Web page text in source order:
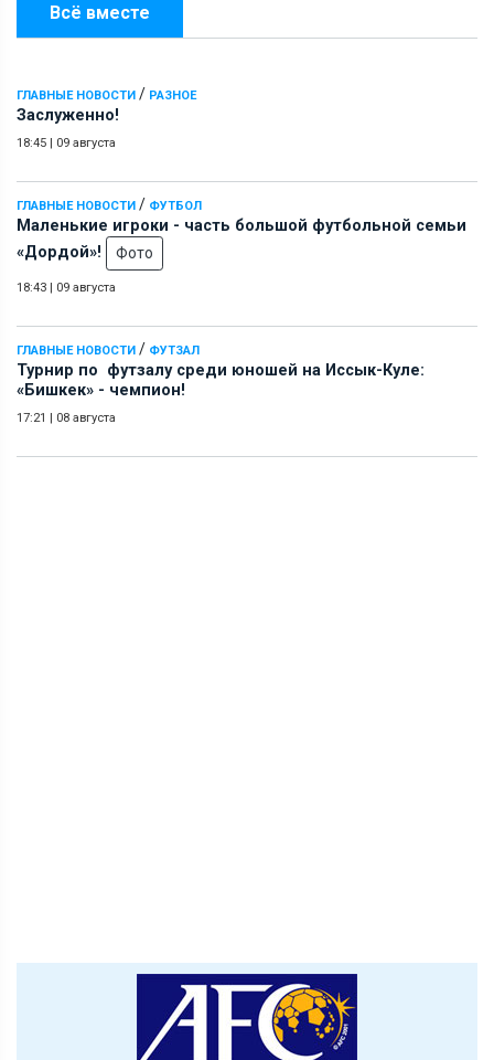
Всё вместе
ГЛАВНЫЕ НОВОСТИ / РАЗНОЕ
Заслуженно!
18:45 | 09 августа
ГЛАВНЫЕ НОВОСТИ / ФУТБОЛ
Маленькие игроки - часть большой футбольной семьи
«Дордой»!
Фото
18:43 | 09 августа
ГЛАВНЫЕ НОВОСТИ / ФУТЗАЛ
Турнир по футзалу среди юношей на Иссык-Куле:
«Бишкек» - чемпион!
17:21 | 08 августа